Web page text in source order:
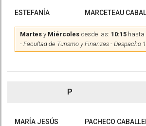
ESTEFANÍA MARCETEAU
Martes y Miércoles desde las: 10:15 hasta
- Facultad de Turismo y Finanzas - Despacho
P
MARÍA JESÚS PACHECO